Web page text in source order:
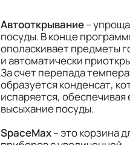
Автооткрывание–
посуды. В конце
ополаскивает предметы
и автоматически
За счет перепада
образуется конденсат,
испаряется,
высыхание посуды.
SpaceMax– это корзина